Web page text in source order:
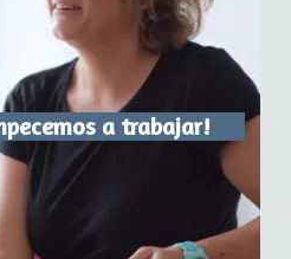
a trabajar!